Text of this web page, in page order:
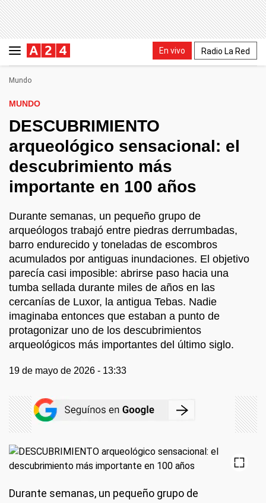
En vivo Radio La Red
Mundo
MUNDO
DESCUBRIMIENTO
arqueológico sensacional: el
descubrimiento más
importante en 100 años
Durante semanas, un pequeño grupo de
arqueólogos trabajó entre piedras derrumbadas,
barro endurecido y toneladas de escombros
acumulados por antiguas inundaciones. El objetivo
parecía casi imposible: abrirse paso hacia una
tumba sellada durante miles de años en las
cercanías de Luxor, la antigua Tebas. Nadie
imaginaba entonces que estaban a punto de
protagonizar uno de los descubrimientos
arqueológicos más importantes del último siglo.
19 de mayo de 2026 - 13:33
Durante semanas, un pequeño grupo de